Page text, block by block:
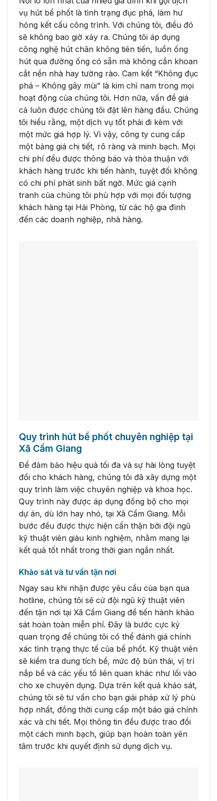
vụ hút bể phốt là tình trạng đục phá, làm hư
hỏng kết cấu công trình. Với chúng tôi, điều đó
sẽ không bao giờ xảy ra. Chúng tôi áp dụng
công nghệ hút chân không tiên tiến, luồn ống
hút qua đường ống có sẵn mà không cần khoan
cắt nền nhà hay tường rào. Cam kết “Không đục
phá – Không gây mùi” là kim chỉ nam trong mọi
hoạt động của chúng tôi. Hơn nữa, vấn đề giá
cả luôn được chúng tôi đặt lên hàng đầu. Chúng
tôi hiểu rằng, một dịch vụ tốt phải đi kèm với
một mức giá hợp lý. Vì vậy, công ty cung cấp
một bảng giá chi tiết, rõ ràng và minh bạch. Mọi
chi phí đều được thông báo và thỏa thuận với
khách hàng trước khi tiến hành, tuyệt đối không
có chi phí phát sinh bất ngờ. Mức giá cạnh
tranh của chúng tôi phù hợp với mọi đối tượng
khách hàng tại Hải Phòng, từ các hộ gia đình
đến các doanh nghiệp, nhà hàng.
Quy trình hút bể phốt chuyên nghiệp tại
Xã Cẩm Giang
Để đảm bảo hiệu quả tối đa và sự hài lòng tuyệt
đối cho khách hàng, chúng tôi đã xây dựng một
quy trình làm việc chuyên nghiệp và khoa học.
Quy trình này được áp dụng đồng bộ cho mọi
dự án, dù lớn hay nhỏ, tại Xã Cẩm Giang. Mỗi
bước đều được thực hiện cẩn thận bởi đội ngũ
kỹ thuật viên giàu kinh nghiệm, nhằm mang lại
kết quả tốt nhất trong thời gian ngắn nhất.
Khảo sát và tư vấn tận nơi
Ngay sau khi nhận được yêu cầu của bạn qua
hotline, chúng tôi sẽ cử đội ngũ kỹ thuật viên
đến tận nơi tại Xã Cẩm Giang để tiến hành khảo
sát hoàn toàn miễn phí. Đây là bước cực kỳ
quan trọng để chúng tôi có thể đánh giá chính
xác tình trạng thực tế của bể phốt. Kỹ thuật viên
sẽ kiểm tra dung tích bể, mức độ bùn thải, vị trí
nắp bể và các yếu tố liên quan khác như lối vào
cho xe chuyên dụng. Dựa trên kết quả khảo sát,
chúng tôi sẽ tư vấn cho bạn giải pháp xử lý phù
hợp nhất, đồng thời cung cấp một báo giá chính
xác và chi tiết. Mọi thông tin đều được trao đổi
một cách minh bạch, giúp bạn hoàn toàn yên
tâm trước khi quyết định sử dụng dịch vụ.